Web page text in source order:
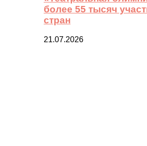
более 55 тысяч
стран
21.07.2026